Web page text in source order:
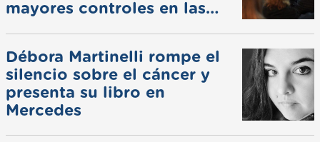
mayores controles en las
Débora Martinelli rompe el
silencio sobre el cáncer y
presenta su libro en
Mercedes